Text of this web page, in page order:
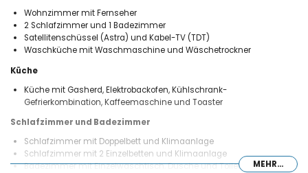
Wohnzimmer mit Fernseher
2 Schlafzimmer und 1 Badezimmer
Satellitenschüssel (Astra) und Kabel-TV (TDT)
Waschküche mit Waschmaschine und Wäschetrockner
Küche
Küche mit Gasherd, Elektrobackofen, Kühlschrank-
Gefrierkombination, Kaffeemaschine und Toaster
Schlafzimmer und Badezimmer
Schlafzimmer mit Doppelbett und Klimaanlage
Schlafzimmer mit 2 Einzelbetten und Klimaanlage
Badezimmer mit Einzelwaschtisch, Dusche und Toilette
MEHR...